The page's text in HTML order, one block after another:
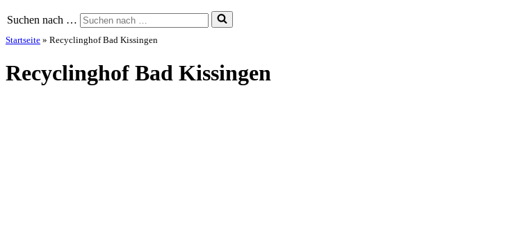
Suchen nach …
Startseite » Recyclinghof Bad Kissingen
Recyclinghof Bad Kissingen